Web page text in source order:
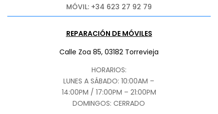
MÓVIL: +34 623 27 92 79
REPARACIÓN DE MÓVILES
Calle Zoa 85, 03182 Torrevieja
HORARIOS:
LUNES A SÁBADO: 10:00AM –
14:00PM / 17:00PM – 21:00PM
DOMINGOS: CERRADO